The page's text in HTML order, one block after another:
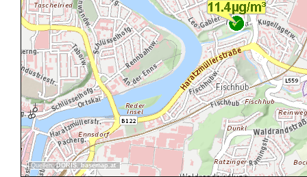
Quellen:DORIS, basemap.at